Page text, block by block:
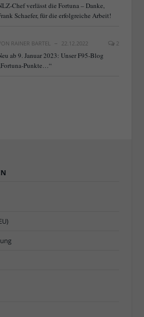
Chef verlässt die Fortuna – Danke,
Schaefer, für die erfolgreiche Arbeit!
RAINER BARTEL 22.12.2022 2
ab 9. Januar 2023: Unser F95-Blog
„Fortuna-Punkte…“